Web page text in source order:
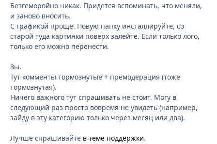
Безгеморойно никак. Придется вспоминать, что меняли,
и заново вносить.
С графикой проще. Новую папку инсталлируйте, со
старой туда картинки поверх залейте. Если только лого,
только его можно перенести.
Зы.
Тут комменты тормознутые + премодерация (тоже
тормознутая).
Ничего важного тут спрашивать не стоит. Могу в
следующий раз просто вовремя не увидеть (например,
зайду в эту категорию только через месяц или два).
Лучше спрашивайте в теме поддержки.